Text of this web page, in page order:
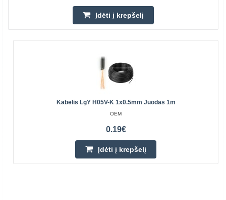
Įdėti į krepšelį
Kabelis LgY H05V-K 1x0.5mm Juodas 1m
OEM
0.19€
Įdėti į krepšelį